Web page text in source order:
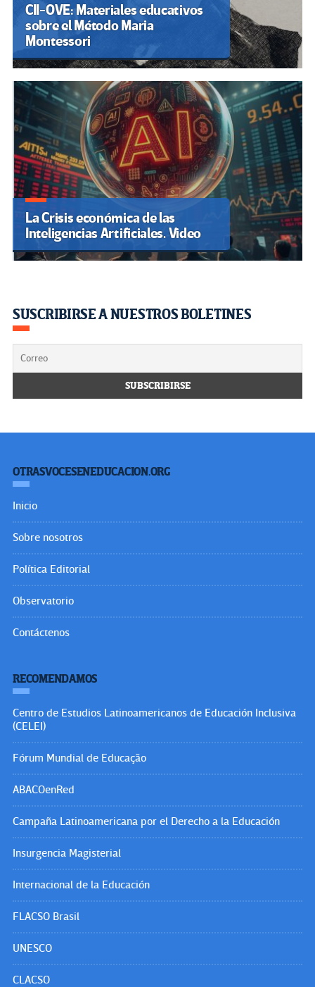
CII-OVE: Materiales educativos
sobre el Método Maria
Montessori
La Crisis económica de las
Inteligencias Artificiales. Video
SUSCRIBIRSE A NUESTROS BOLETINES
OTRASVOCESENEDUCACION.ORG
Inicio
Sobre nosotros
Política Editorial
Observatorio
Contáctenos
RECOMENDAMOS
Centro de Estudios Latinoamericanos de Educación Inclusiva
(CELEI)
Fórum Mundial de Educação
ABACOenRed
Campaña Latinoamericana por el Derecho a la Educación
Insurgencia Magisterial
Internacional de la Educación
FLACSO Brasil
UNESCO
CLACSO